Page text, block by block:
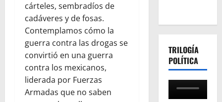
cárteles, sembradíos de
cadáveres y de fosas.
Contemplamos cómo la
guerra contra las drogas se
convirtió en una guerra
contra los mexicanos,
liderada por Fuerzas
Armadas que no saben
TRILOGÍA
POLÍTICA